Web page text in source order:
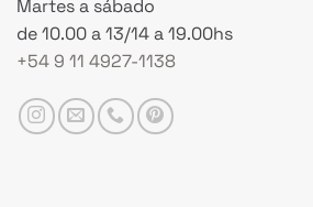
Martes a sábado
de 10.00 a 13/14 a 19.00hs
+54 9 11 4927-1138